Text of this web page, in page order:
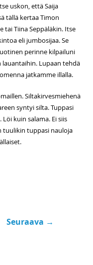
uskon, että Saija
tällä kertaa Timon
tai Tiina Seppäläkin. Itse
eli jumbosijaa. Se
perinne kilpailuni
lauantaihin. Lupaan tehdä
jatkamme illalla.
Siltakirvesmiehenä
syntyi silta. Tuppasi
kuin salama. Ei siis
tuulikin tuppasi nauloja
Seuraava →